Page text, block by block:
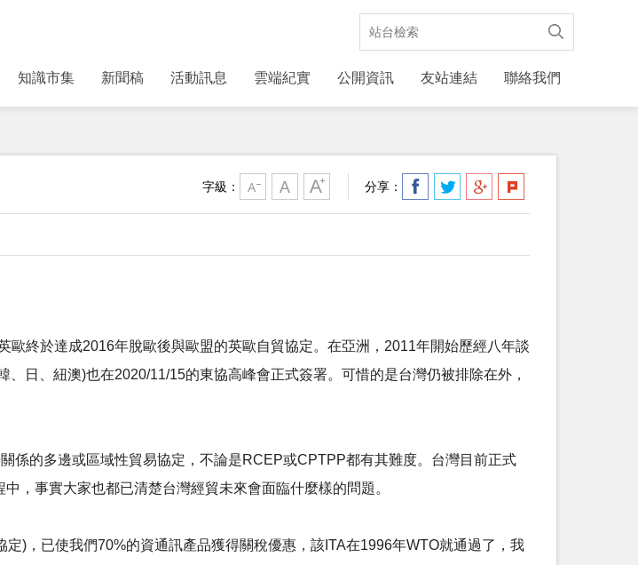
知識市集 新聞稿 活動訊息 雲端紀實 公開資訊 友站連結 聯絡我們
字級： 分享：
終於達成2016年脫歐後與歐盟的英歐自貿協定。在亞洲，2011年開始歷經八年談
日、紐澳)也在2020/11/15的東協高峰會正式簽署。可惜的是台灣仍被排除在外，
係的多邊或區域性貿易協定，不論是RCEP或CPTPP都有其難度。台灣目前正式
，事實大家也都已清楚台灣經貿未來會面臨什麼樣的問題。
)，已使我們70%的資通訊產品獲得關稅優惠，該ITA在1996年WTO就通過了，我